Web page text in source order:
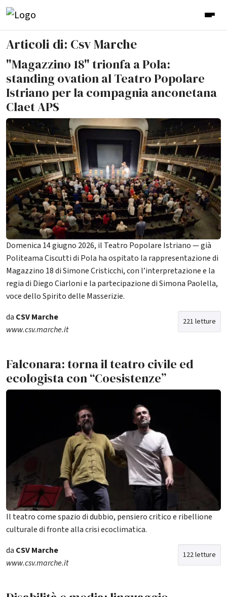
Articoli di: Csv Marche
"Magazzino 18" trionfa a Pola:
standing ovation al Teatro Popolare
Istriano per la compagnia anconetana
Claet APS
Domenica 14 giugno 2026, il Teatro Popolare Istriano — già
Politeama Ciscutti di Pola ha ospitato la rappresentazione di
Magazzino 18 di Simone Cristicchi, con l’interpretazione e la
regia di Diego Ciarloni e la partecipazione di Simona Paolella,
voce dello Spirito delle Masserizie.
221 letture
da CSV Marche
www.csv.marche.it
Falconara: torna il teatro civile ed
ecologista con “Coesistenze”
Il teatro come spazio di dubbio, pensiero critico e ribellione
culturale di fronte alla crisi ecoclimatica.
122 letture
da CSV Marche
www.csv.marche.it